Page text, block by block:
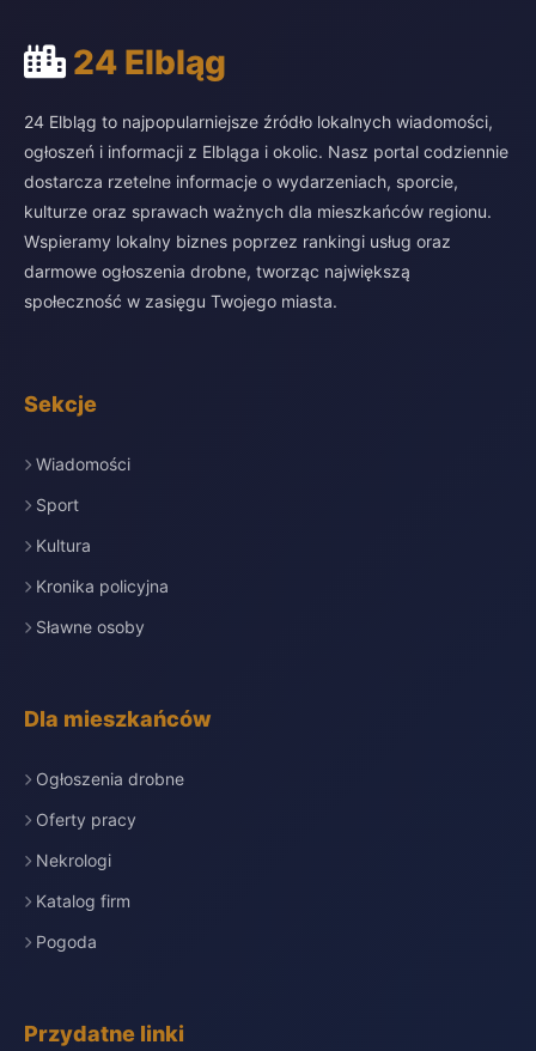
24 Elbląg
24 Elbląg to najpopularniejsze źródło lokalnych wiadomości,
ogłoszeń i informacji z Elbląga i okolic. Nasz portal codziennie
dostarcza rzetelne informacje o wydarzeniach, sporcie,
kulturze oraz sprawach ważnych dla mieszkańców regionu.
Wspieramy lokalny biznes poprzez rankingi usług oraz
darmowe ogłoszenia drobne, tworząc największą
społeczność w zasięgu Twojego miasta.
Sekcje
Wiadomości
Sport
Kultura
Kronika policyjna
Sławne osoby
Dla mieszkańców
Ogłoszenia drobne
Oferty pracy
Nekrologi
Katalog firm
Pogoda
Przydatne linki